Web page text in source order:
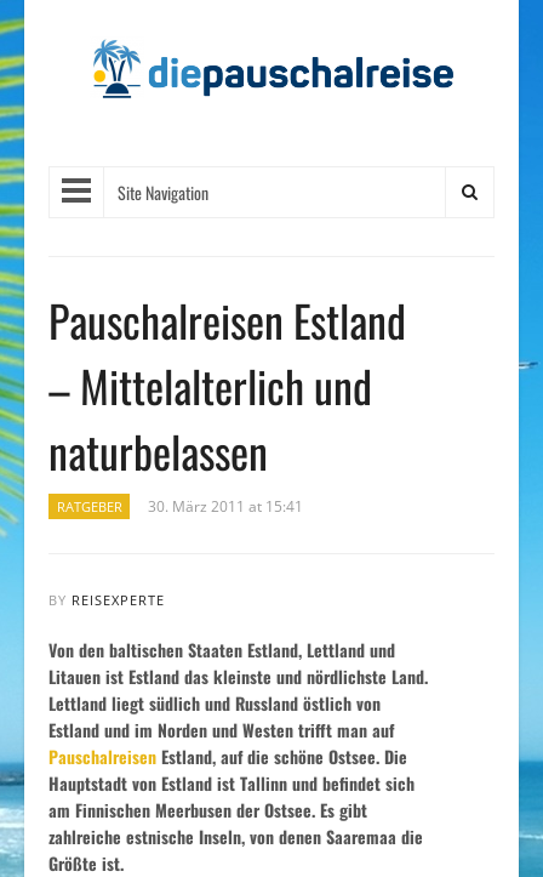
Site Navigation
Pauschalreisen Estland
– Mittelalterlich und
naturbelassen
RATGEBER 30. März 2011 at 15:41
BY REISEXPERTE
Von den baltischen Staaten Estland, Lettland und
Litauen ist Estland das kleinste und nördlichste Land.
Lettland liegt südlich und Russland östlich von
Estland und im Norden und Westen trifft man auf
PauschalreisenEstland, auf die schöne Ostsee. Die
Hauptstadt von Estland ist Tallinn und befindet sich
am Finnischen Meerbusen der Ostsee. Es gibt
zahlreiche estnische Inseln, von denen Saaremaa die
Größte ist.